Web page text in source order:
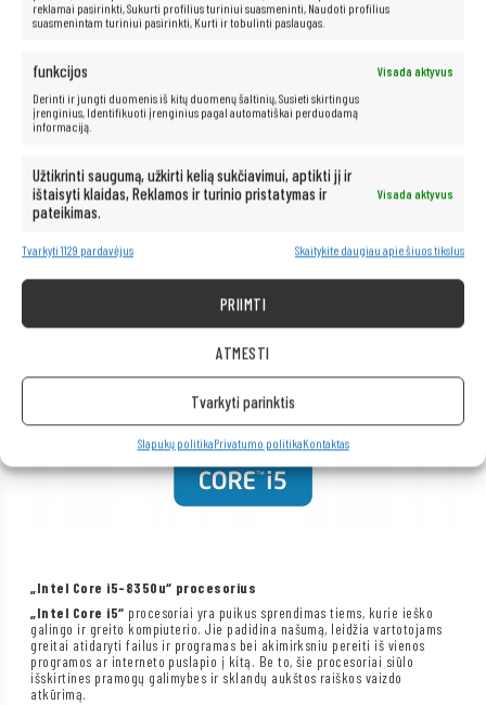
reklamai pasirinkti, Sukurti profilius turiniui suasmeninti, Naudoti profilius
suasmenintam turiniui pasirinkti, Kurti ir tobulinti paslaugas.
funkcijos
Visada aktyvus
Derinti ir jungti duomenis iš kitų duomenų šaltinių, Susieti skirtingus
įrenginius, Identifikuoti įrenginius pagal automatiškai perduodamą
informaciją.
Užtikrinti saugumą, užkirti kelią sukčiavimui, aptikti jį ir
ištaisyti klaidas, Reklamos ir turinio pristatymas ir
pateikimas.
Visada aktyvus
Tvarkyti 1129 pardavėjus Skaitykite daugiau apie šiuos tikslus
PRIIMTI
ATMESTI
Tvarkyti parinktis
Slapukų politikaPrivatumo politikaKontaktas
Greitas NVMe SSD
NVMe diskasyra sprendimas, kuris atgaivins jūsų kompiuterį. Greitis ir
patikimumas yra tik keletas iš privalumų, kuriuos siūlo kietieji diskai. Be
judančių dalių, šie diskai pasižymi žymiai greitesniu duomenų prieigos
laiku, tyliu veikimu ir dideliu atsparumu mechaniniams pažeidimams. Jie
pramogoms.
„Intel Core i5-8350u“ procesorius
„Intel Core i5“ procesoriai yra puikus sprendimas tiems, kurie ieško
galingo ir greito kompiuterio. Jie padidina našumą, leidžia vartotojams
greitai atidaryti failus ir programas bei akimirksniu pereiti iš vienos
programos ar interneto puslapio į kitą. Be to, šie procesoriai siūlo
išskirtines pramogų galimybes ir sklandų aukštos raiškos vaizdo
atkūrimą.